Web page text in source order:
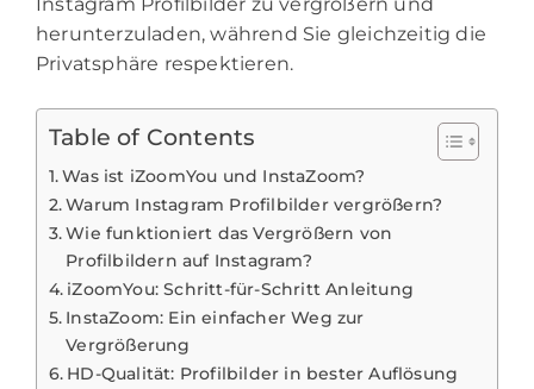
herunterzuladen, während Sie gleichzeitig die
Privatsphäre respektieren.
Table of Contents
Was ist iZoomYou und InstaZoom?
Warum Instagram Profilbilder vergrößern?
Wie funktioniert das Vergrößern von
Profilbildern auf Instagram?
iZoomYou: Schritt-für-Schritt Anleitung
InstaZoom: Ein einfacher Weg zur
Vergrößerung
HD-Qualität: Profilbilder in bester Auflösung